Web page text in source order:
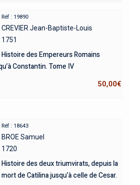
Réf : 19890
CREVIER Jean-Baptiste-Louis
1751
Histoire des Empereurs Romains
Constantin. Tome IV
50,00€
Réf : 18643
BROE Samuel
1720
Histoire des deux triumvirats, depuis la
mort de Catilina jusqu’à celle de Cesar.